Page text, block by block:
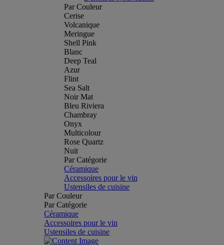
Par Couleur
Cerise
Volcanique
Meringue
Shell Pink
Blanc
Deep Teal
Azur
Flint
Sea Salt
Noir Mat
Bleu Riviera
Chambray
Onyx
Multicolour
Rose Quartz
Nuit
Par Catégorie
Céramique
Accessoires pour le vin
Ustensiles de cuisine
Par Couleur
Par Catégorie
Céramique
Accessoires pour le vin
Ustensiles de cuisine